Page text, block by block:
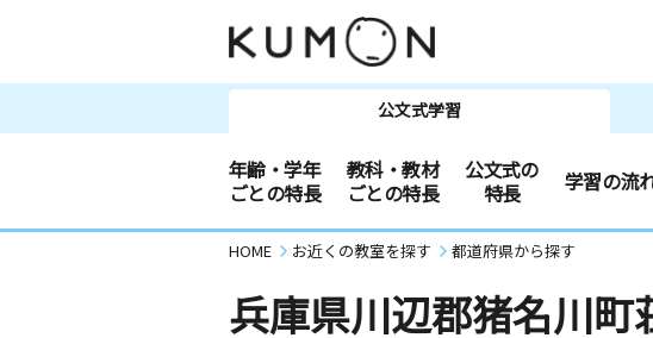
公文式学習
年齢・学年
ごとの特長
教科・教材
ごとの特長
公文式の
特長
学習の流
HOME お近くの教室を探す 都道府県から探す
兵庫県川辺郡猪名川町